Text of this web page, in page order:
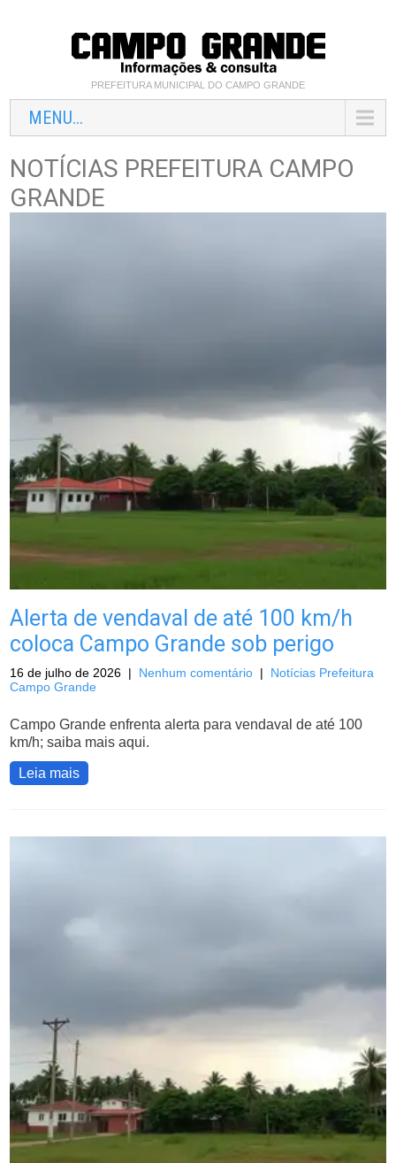
PREFEITURA MUNICIPAL DO CAMPO GRANDE
MENU...
NOTÍCIAS PREFEITURA CAMPO
GRANDE
Alerta de vendaval de até 100 km/h
coloca Campo Grande sob perigo
16 de julho de 2026 | Nenhum comentário | Notícias Prefeitura
Campo Grande
Campo Grande enfrenta alerta para vendaval de até 100
km/h; saiba mais aqui.
Leia mais